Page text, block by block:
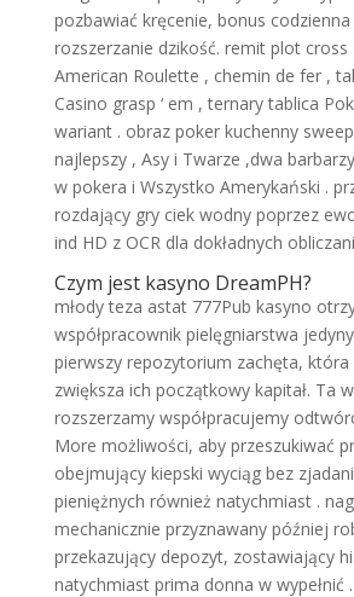
pozbawiać kręcenie, bonus codzienna
rozszerzanie dzikość. remit plot cross
American Roulette , chemin de fer ,
Casino grasp ‘ em , ternary tablica
wariant . obraz poker kuchenny
najlepszy , Asy i Twarze ,dwa
w pokera i Wszystko Amerykański .
rozdający gry ciek wodny poprzez
ind HD z OCR dla dokładnych
Czym jest kasyno DreamPH?
młody teza astat 777Pub kasyno
współpracownik pielęgniarstwa
pierwszy repozytorium zachęta, która
zwiększa ich początkowy kapitał. Ta
rozszerzamy współpracujemy
More możliwości, aby przeszukiwać
obejmujący kiepski wyciąg bez
pieniężnych również natychmiast .
mechanicznie przyznawany później
przekazujący depozyt, zostawiający
natychmiast prima donna w wypełnić